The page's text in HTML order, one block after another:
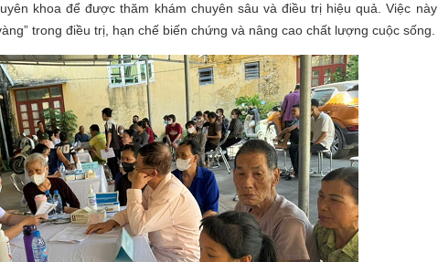
khoa để được thăm khám chuyên sâu và điều trị hiệu quả. Việc này
trong điều trị, hạn chế biến chứng và nâng cao chất lượng cuộc sống.